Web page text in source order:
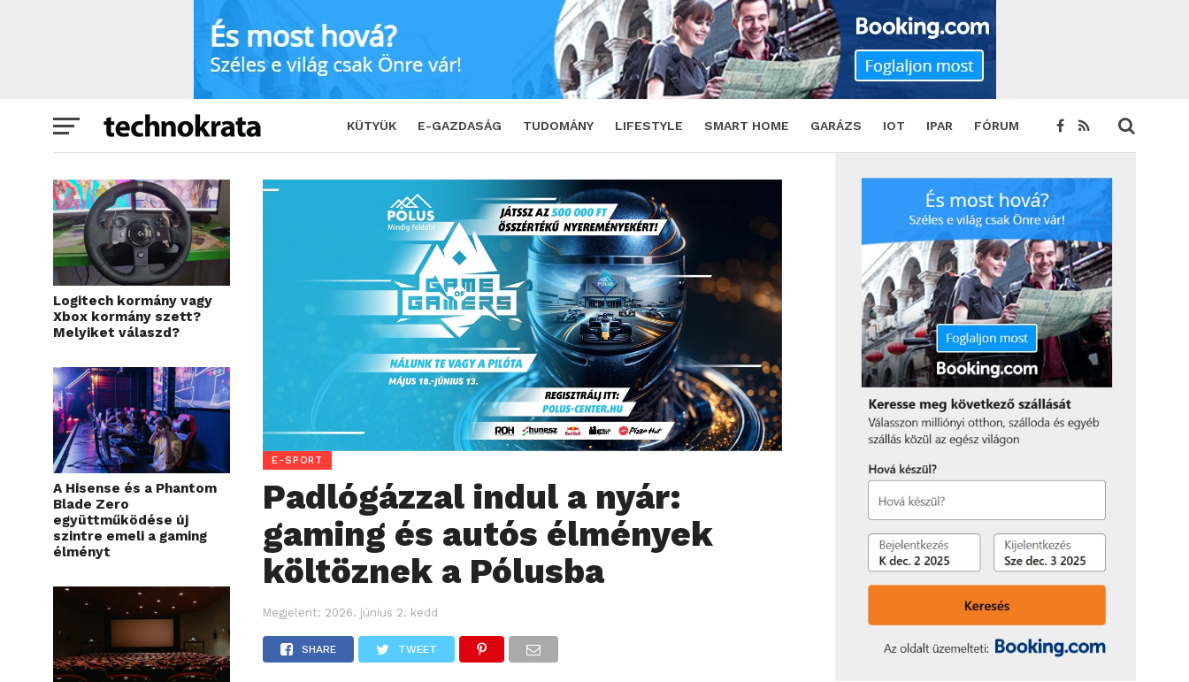
KÜTYÜK E-GAZDASÁG TUDOMÁNY LIFESTYLE SMART HOME GARÁZS IOT IPAR FÓRUM
Padlógázzal indul a nyár: gaming és autós élmények költöznek a Pólusba SHARE TWEET
Logitech kormány vagy
Xbox kormány szett?
Melyiket válaszd?
A Hisense és a Phantom
Blade Zero
együttműködése új
szintre emeli a gaming
élményt
E-SPORT
Padlógázzal indul a nyár:
gaming és autós élmények
költöznek a Pólusba
Megjelent: 2026. június 2. kedd
SHARE TWEET